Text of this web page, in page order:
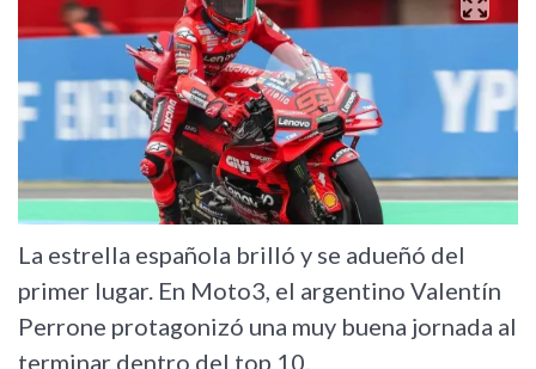
La estrella española brilló y se adueñó del
primer lugar. En Moto3, el argentino Valentín
Perrone protagonizó una muy buena jornada al
terminar dentro del top 10.